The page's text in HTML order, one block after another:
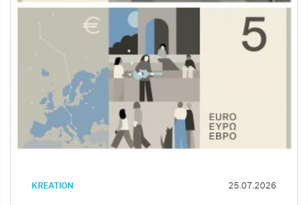
KREATION 25.07.2026